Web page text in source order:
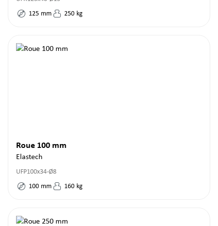
125 mm 250 kg
Roue 100 mm
Elastech
UFP100x34-Ø8
100 mm 160 kg